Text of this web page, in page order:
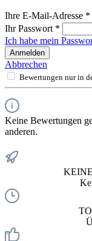
Ihre E-Mail-Adresse *
Ihr Passwort *
Ich habe mein
Anmelden
Abbrechen
Bewertungen nur in
Keine Bewertungen
anderen.